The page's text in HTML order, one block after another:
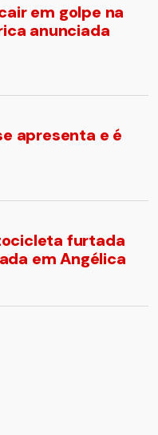
em golpe na
anunciada
apresenta e é
furtada
em Angélica